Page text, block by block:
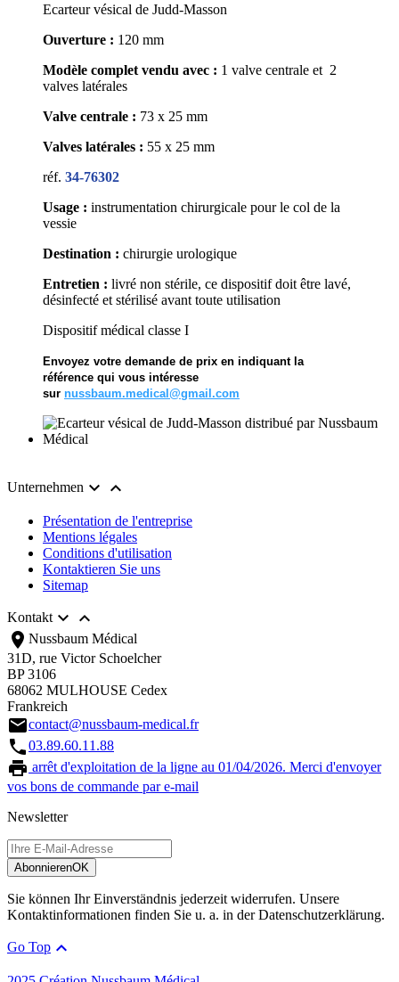
Ecarteur vésical de Judd-Masson
Ouverture : 120 mm
Modèle complet vendu avec : 1 valve centrale et 2
valves latérales
Valve centrale : 73 x 25 mm
Valves latérales : 55 x 25 mm
réf. 34-76302
Usage : instrumentation chirurgicale pour le col de la
vessie
Destination : chirurgie urologique
Entretien : livré non stérile, ce dispositif doit être lavé,
désinfecté et stérilisé avant toute utilisation
Dispositif médical classe I
Envoyez votre demande de prix en indiquant la
référence qui vous intéresse
sur nussbaum.medical@gmail.com
Unternehmen  
Présentation de l'entreprise
Mentions légales
Conditions d'utilisation
Kontaktieren Sie uns
Sitemap
Kontakt 
location_on Nussbaum Médical
31D, rue Victor Schoelcher
BP 3106
68062 MULHOUSE Cedex
Frankreich
emailcontact@nussbaum-medical.fr
call03.89.60.11.88
print arrêt d'exploitation de la ligne au 01/04/2026. Merci d'envoyer
vos bons de commande par e-mail
Newsletter
AbonnierenOK
Sie können Ihr Einverständnis jederzeit widerrufen. Unsere
Kontaktinformationen finden Sie u. a. in der Datenschutzerklärung.
Go Top 